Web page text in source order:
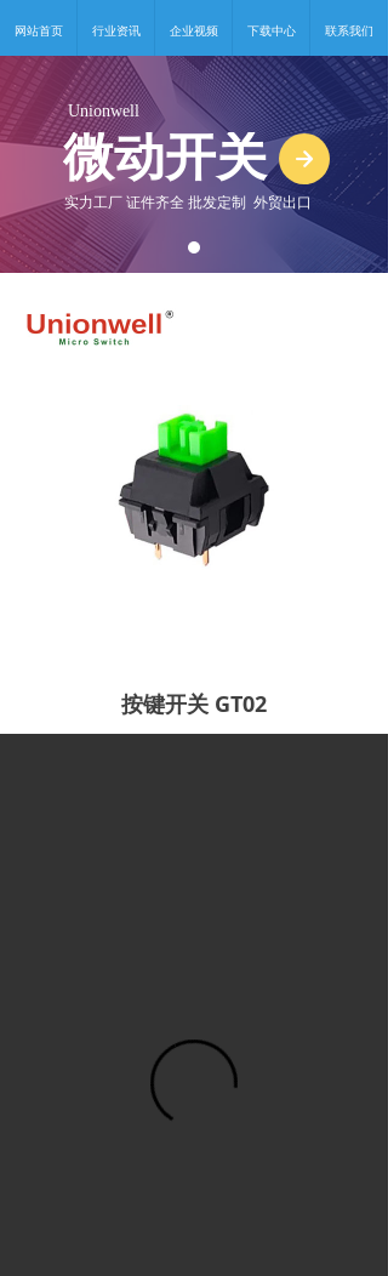
网站首页 行业资讯 企业视频 下载中心 联系我们
实力工厂 证件齐全 批发定制 外贸出口
微动开关
Unionwell
녒
按键开关 GT02